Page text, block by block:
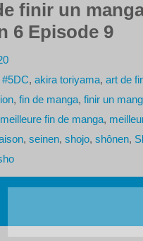
finir un
6 Episode 9
#5DC, akira toriyama, art de
, fin de manga, finir un
meilleure fin de manga,
, seinen, shojo, shônen,